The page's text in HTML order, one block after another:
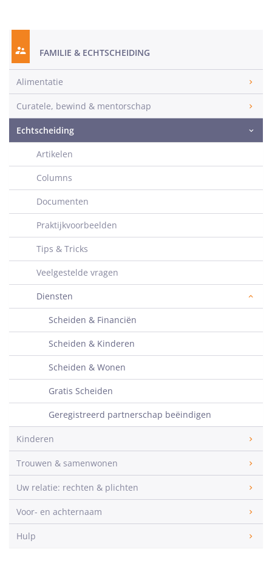
FAMILIE & ECHTSCHEIDING
Alimentatie
Curatele, bewind & mentorschap
Echtscheiding
Artikelen
Columns
Documenten
Praktijkvoorbeelden
Tips & Tricks
Veelgestelde vragen
Diensten
Scheiden & Financiën
Scheiden & Kinderen
Scheiden & Wonen
Gratis Scheiden
Geregistreerd partnerschap beëindigen
Kinderen
Trouwen & samenwonen
Uw relatie: rechten & plichten
Voor- en achternaam
Hulp